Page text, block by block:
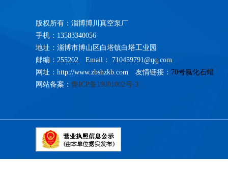
版权所有：淄博博川真空泵厂
手机：13583340056
地址：淄博市博山区白塔镇白塔工业园
邮编：255202 Email： 710459791@qq.com
网址：http://www.zbshzkb.com 友情链接： 70号氯化石蜡
网站备案： 鲁ICP备19001002号-3